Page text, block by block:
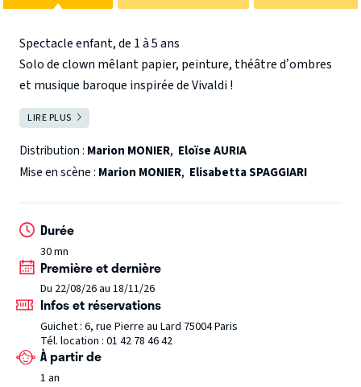
Spectacle enfant, de 1 à 5 ans
Solo de clown mêlant papier, peinture, théâtre d’ombres
et musique baroque inspirée de Vivaldi !
Ce matin-là, le réveil de notre petit personnage ne va pas
se passer comme d’habitude. C'est un enchaînement de
catastrophes où tout se froisse et se tache. Tout cela va
découvertes.
LIRE PLUS
Distribution : Marion MONIER, Eloïse AURIA
Mise en scène : Marion MONIER, Elisabetta SPAGGIARI
Durée
30 mn
Première et dernière
Du 22/08/26 au 18/11/26
Infos et réservations
Guichet : 6, rue Pierre au Lard 75004 Paris
Tél. location : 01 42 78 46 42
À partir de
1 an